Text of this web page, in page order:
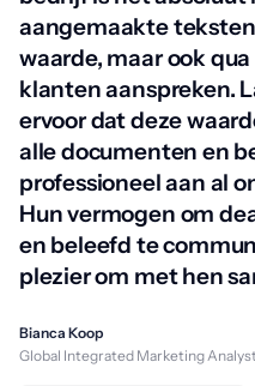
aangemaakte
waarde, maar ook
klanten aanspreken.
ervoor dat deze
alle documenten en
professioneel aan al
Hun vermogen om
en beleefd te
plezier om met hen
Bianca Koop
Global Integrated Marketing